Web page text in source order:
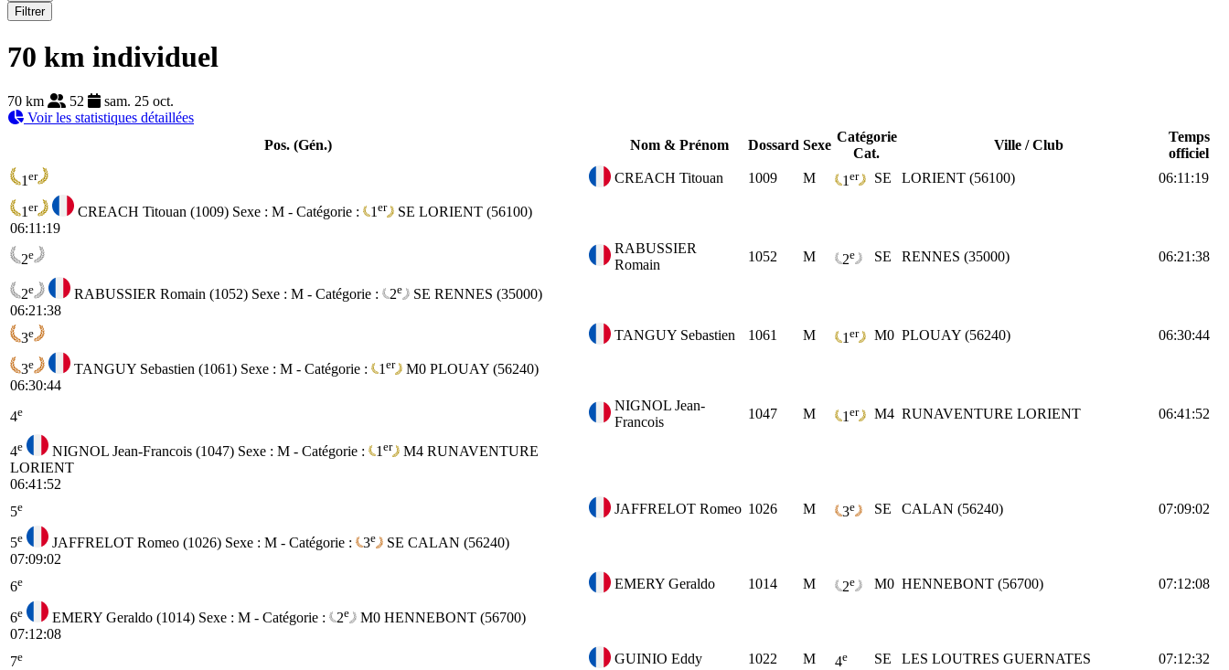
Filtrer
70 km individuel
70 km 52
sam. 25 oct.
Voir les statistiques détaillées
Pos. (Gén.)
Nom & Prénom Dossard Sexe
Catégorie
Cat.
Ville / Club
Temps
officiel
1 er CREACH Titouan 1009 M 1 er SE LORIENT (56100) 06:11:19
1 er CREACH Titouan (1009) Sexe : M - Catégorie : 1 er SE LORIENT (56100)
06:11:19
2e
RABUSSIER
Romain
1052 M 2e SE RENNES (35000) 06:21:38
2e RABUSSIER Romain (1052) Sexe : M - Catégorie : 2e SE RENNES (35000)
06:21:38
3e TANGUY Sebastien 1061 M 1 er M0 PLOUAY (56240) 06:30:44
3e TANGUY Sebastien (1061) Sexe : M - Catégorie : 1 er M0 PLOUAY (56240)
06:30:44
4e
NIGNOL Jean-
Francois
1047 M 1 er M4 RUNAVENTURE LORIENT 06:41:52
4e NIGNOL Jean-Francois (1047) Sexe : M - Catégorie : 1 er M4 RUNAVENTURE
LORIENT
06:41:52
5e JAFFRELOT Romeo 1026 M 3e SE CALAN (56240) 07:09:02
5e JAFFRELOT Romeo (1026) Sexe : M - Catégorie : 3e SE CALAN (56240)
07:09:02
6e EMERY Geraldo 1014 M 2e M0 HENNEBONT (56700) 07:12:08
6e EMERY Geraldo (1014) Sexe : M - Catégorie : 2e M0 HENNEBONT (56700)
07:12:08
7e GUINIO Eddy 1022 M 4e SE LES LOUTRES GUERNATES 07:12:32